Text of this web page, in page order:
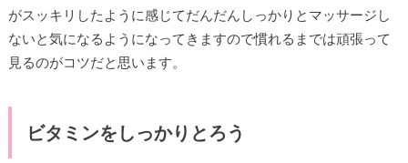
がスッキリしたように感じてだんだんしっかりとマッサージし
ないと気になるようになってきますので慣れるまでは頑張って
見るのがコツだと思います。
ビタミンをしっかりとろう